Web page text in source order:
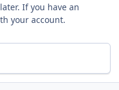
If you have an
your account.